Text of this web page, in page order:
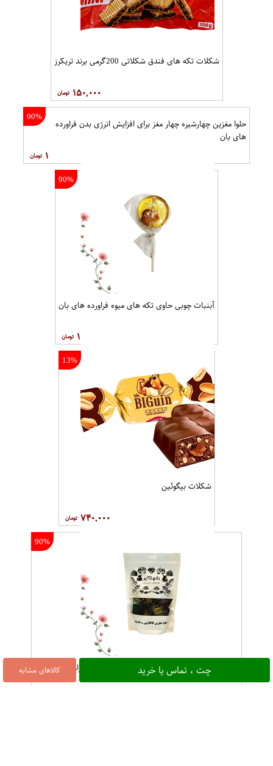
کالاهای مشابه چت ، تماس یا خرید
شکلات تکه های فندق شکلاتی 200گرمی برند تریکرز
۱۵۰,۰۰۰
90%
حلوا مغزین چهارشیره چهار مغز برای افزایش انرژی بدن فراورده
های بان
۱
90%
آبنبات چوبی حاوی تکه های میوه فراورده های بان
۱
13%
شکلات بیگوئین
۷۴۰,۰۰۰
90%
حلوا مغزین فندقی کاکائویی برای درمان کم خونی فراورده های بان